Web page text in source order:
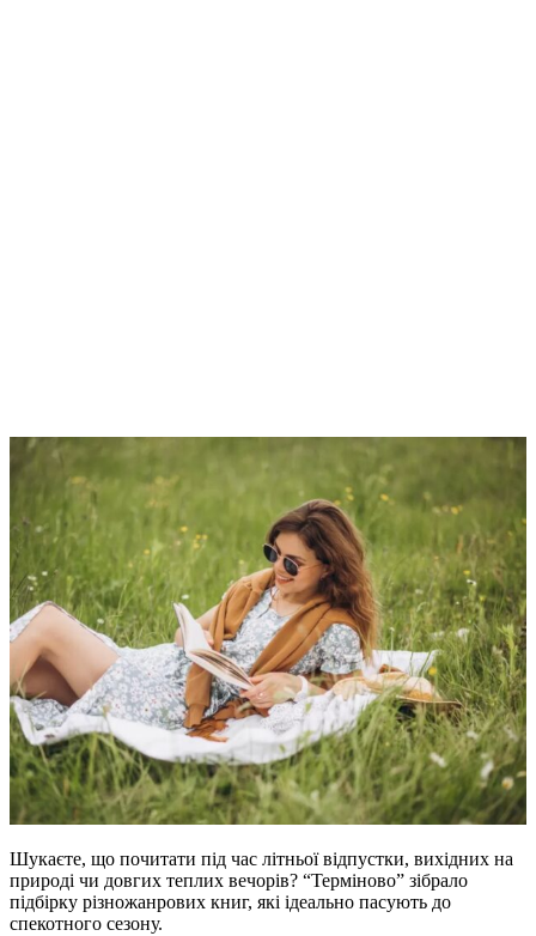
Шукаєте, що почитати під час літньої відпустки, вихідних на
природі чи довгих теплих вечорів? “Терміново” зібрало
підбірку різножанрових книг, які ідеально пасують до
спекотного сезону.